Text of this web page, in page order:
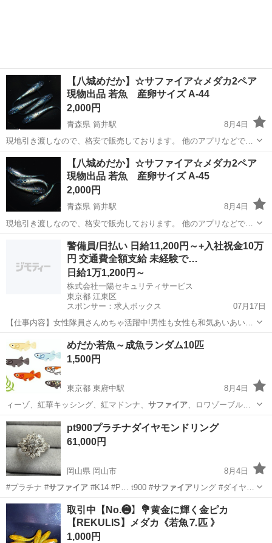
【八城めだか】☆サファイア☆メダカ2ペア
現物出品 若魚 産卵サイズ A-44
2,000円
青森県 筒井駅
8月4日
現地引き渡しなので、格安で販売しております。 他のアプリなどでも
出品している為 売れてしまった場合は、投稿を消去するので お早めに
ご連絡ください。 PSB、ゾウリムシ、生体、稚魚、卵なども販売して
おります。 ネットに載せ...
青森 青森市 筒井駅 その他 サファイア
【八城めだか】☆サファイア☆メダカ2ペア
現物出品 若魚 産卵サイズ A-45
2,000円
青森県 筒井駅
8月4日
現地引き渡しなので、格安で販売しております。 他のアプリなどでも
出品している為 売れてしまった場合は、投稿を消去するので お早めに
ご連絡ください。 PSB、ゾウリムシ、生体、稚魚、卵なども販売して
おります。 ネットに載せ...
青森市 筒井駅 その他 サファイア
警備員/日払い 日給11,200円～+入社祝金10万
円 交通費全額支給 未経験で…
日給1万1,200円～
株式会社一陽セキュリティサービス
東京都 江東区
スポンサー：求人ボックス
07月17日
【仕事内容】女性隊員さんめちゃ活躍中!男性も女性も和気あいあいや
ってます 今回お任せするお仕事は… 通行する歩行者・車の案内のほか
パン屋さんでの見守り警備など! 季節によってはイベントの警備も お
任せいたします / ウチは男性も...
アルバイト・パート
めだか若魚～成魚ランダム10匹
1,500円
東京都 東府中駅
8月4日
ィーゾ、紅華キッシング、紅マドンナ、 サファイア、ロワゾーブル
ー、雷神、ヒミツヘイキ…
東京 府中市 東府中駅 その他
pt900プラチナダイヤモンドリング
61,000円
岡山県 岡山市
8月4日
#プラチナ #サファイア#K14 #P… t900 #サファイアリング #ダイヤ…
岡山 岡山市 アクセサリー ダイヤモンドリング
取引中【No.❷】💐黄金に輝く金ピカ
【REKULIS】メダカ《若魚⒎匹 》
1,000円